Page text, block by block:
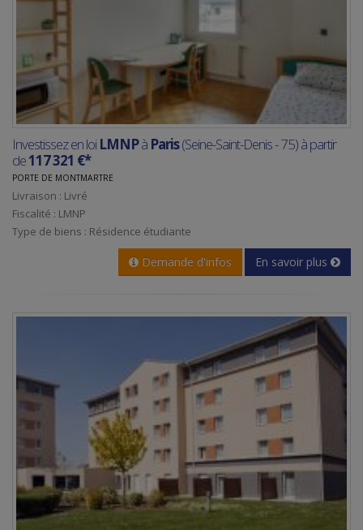
Investissez en loiLMNPà Paris(Seine-Saint-Denis - 75) à partir
de117 321 €*
PORTE DE MONTMARTRE
Livraison : Livré
Fiscalité : LMNP
Type de biens : Résidence étudiante
Demande d'infos En savoir plus